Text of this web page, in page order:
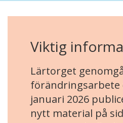
Viktig
Lärtorget
förändringsarbete
januari 2026
nytt material på